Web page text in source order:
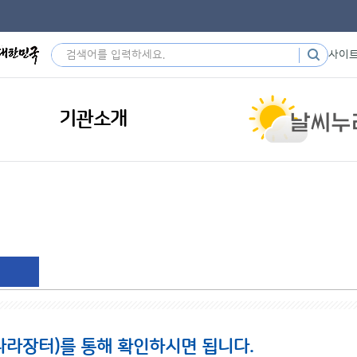
사이
기관소개
장터)를 통해 확인하시면 됩니다.